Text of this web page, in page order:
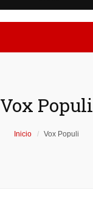
Vox Populi
Inicio Vox Populi